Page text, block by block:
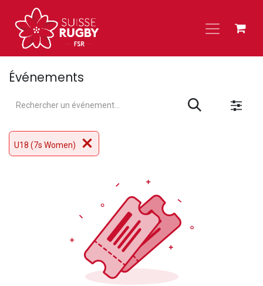
Se rendre au contenu
Événements
U18 (7s Women)